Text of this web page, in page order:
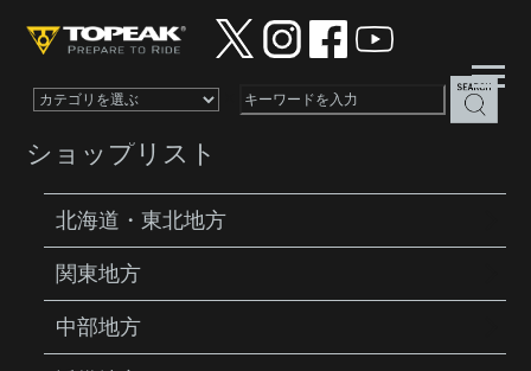
ショップリスト
北海道・東北地方
関東地方
中部地方
PRODUCTS